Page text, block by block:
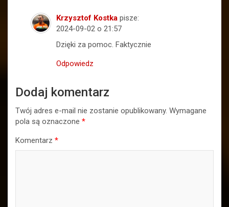
Krzysztof Kostka pisze:
2024-09-02 o 21:57
Dzięki za pomoc. Faktycznie
Odpowiedz
Dodaj komentarz
Twój adres e-mail nie zostanie opublikowany. Wymagane
pola są oznaczone *
Komentarz *